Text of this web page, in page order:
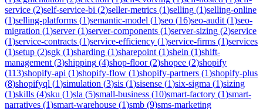
service (2)self-service-bi (2)seller-metrics (1)selling (1)selling-online
(1)selling-platforms (1)semantic-model (1)seo (16)seo-audit (1)seo-
migration (1)server(1)server-components (1)server-sizing (2)service
(1)service-contracts (1)service-efficiency (1)service-firms (1)services
(1)setup (2)sgk (1)sharding (1)sharepoint (1)shein (1)shift-
management (3)shipping (4)shop-floor(2)shopee (2)shopify
(113)shopify-api (1)shopify-flow (1)shopify-partners (1)shopify-plus
(8)shopifyql (1)simulation (3)sis (1)sisense (1)six-sigma (1)sizing
(1)skills (4)sku (1)sla (5)small-business (10)smart-factory (1)smart-
narratives (1)smart-warehouse (1)smb (9)sms-marketing